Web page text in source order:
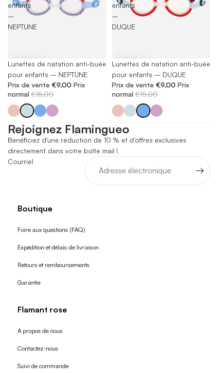
enfants
–
NEPTUNE
-40%
Lunettes de natation anti-buée
pour enfants – NEPTUNE
Prix de vente €9,00 Prix
normal €15,00
enfants
–
DUQUE
-40%
Lunettes de natation anti-buée
pour enfants – DUQUE
Prix de vente €9,00 Prix
normal €15,00
Rejoignez Flamingueo
Bénéficiez d'une réduction de 10 % et d'offres exclusives
directement dans votre boîte mail !
Courriel
Boutique
Foire aux questions (FAQ)
Expédition et délais de livraison
Retours et remboursements
Garantie
Flamant rose
A propos de nous
Contactez-nous
Suivi de commande